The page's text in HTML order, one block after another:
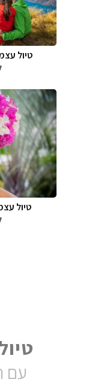
טיול
טיול
עם